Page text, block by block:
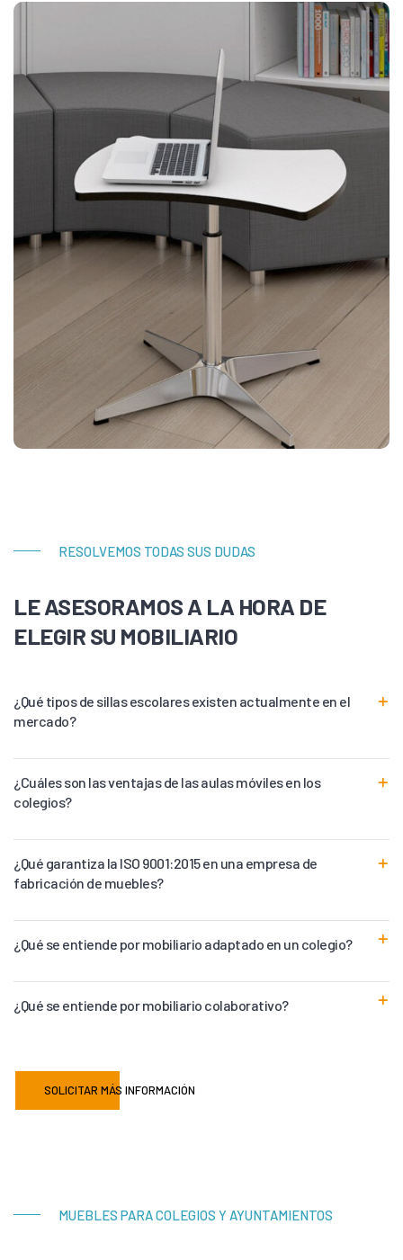
RESOLVEMOS TODAS SUS DUDAS
LE ASESORAMOS A LA HORA DE
ELEGIR SU MOBILIARIO
¿Qué tipos de sillas escolares existen actualmente en el
mercado?
¿Cuáles son las ventajas de las aulas móviles en los
colegios?
¿Qué garantiza la ISO 9001:2015 en una empresa de
fabricación de muebles?
¿Qué se entiende por mobiliario adaptado en un colegio?
¿Qué se entiende por mobiliario colaborativo?
SOLICITAR MÁS INFORMACIÓN
MUEBLES PARA COLEGIOS Y AYUNTAMIENTOS